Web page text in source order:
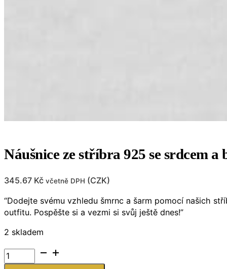
Náušnice ze stříbra 925 se srdcem a
345.67 Kč včetně DPH (CZK)
“Dodejte svému vzhledu šmrnc a šarm pomocí našich
outfitu. Pospěšte si a vezmi si svůj ještě dnes!”
2 skladem
Náušnice
ze